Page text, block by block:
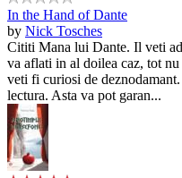
In the Hand of Dante
by Nick Tosches
Cititi Mana lui Dante. Il veti
va aflati in al doilea caz, tot
veti fi curiosi de
lectura. Asta va pot garan...